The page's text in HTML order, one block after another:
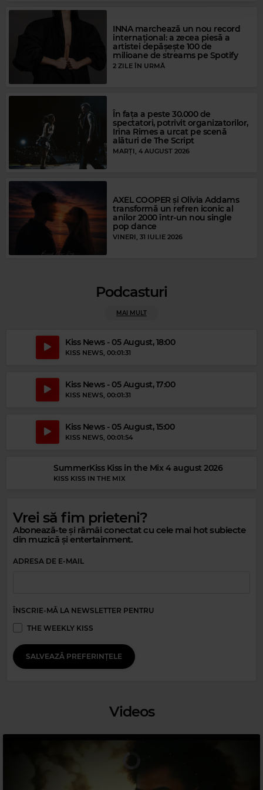
Magic Gold
MAGIC PARTY MIX
BIRD OF FIGMENT –BEAUTY IN THE MUNDANE
INNA marchează un nou record
internațional: a zecea piesă a
artistei depășește 100 de
milioane de streams pe Spotify
2 ZILE ÎN URMĂ
În fața a peste 30.000 de
spectatori, potrivit organizatorilor,
Irina Rimes a urcat pe scenă
alături de The Script
MARȚI, 4 AUGUST 2026
AXEL COOPER și Olivia Addams
transformă un refren iconic al
anilor 2000 într-un nou single
pop dance
VINERI, 31 IULIE 2026
Podcasturi
MAI MULT
Kiss News - 05 August, 18:00
KISS NEWS, 00:01:31
Kiss News - 05 August, 17:00
KISS NEWS, 00:01:31
Kiss News - 05 August, 15:00
KISS NEWS, 00:01:54
SummerKiss Kiss in the Mix 4 august 2026
KISS KISS IN THE MIX
Vrei să fim prieteni?
Abonează-te și rămâi conectat cu cele mai hot subiecte
din muzică și entertainment.
ADRESA DE E-MAIL
ÎNSCRIE-MĂ LA NEWSLETTER PENTRU
THE WEEKLY KISS
SALVEAZĂ PREFERINȚELE
Videos